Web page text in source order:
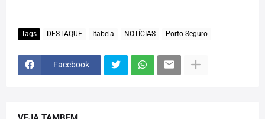
Tags DESTAQUE Itabela NOTÍCIAS Porto Seguro
Facebook